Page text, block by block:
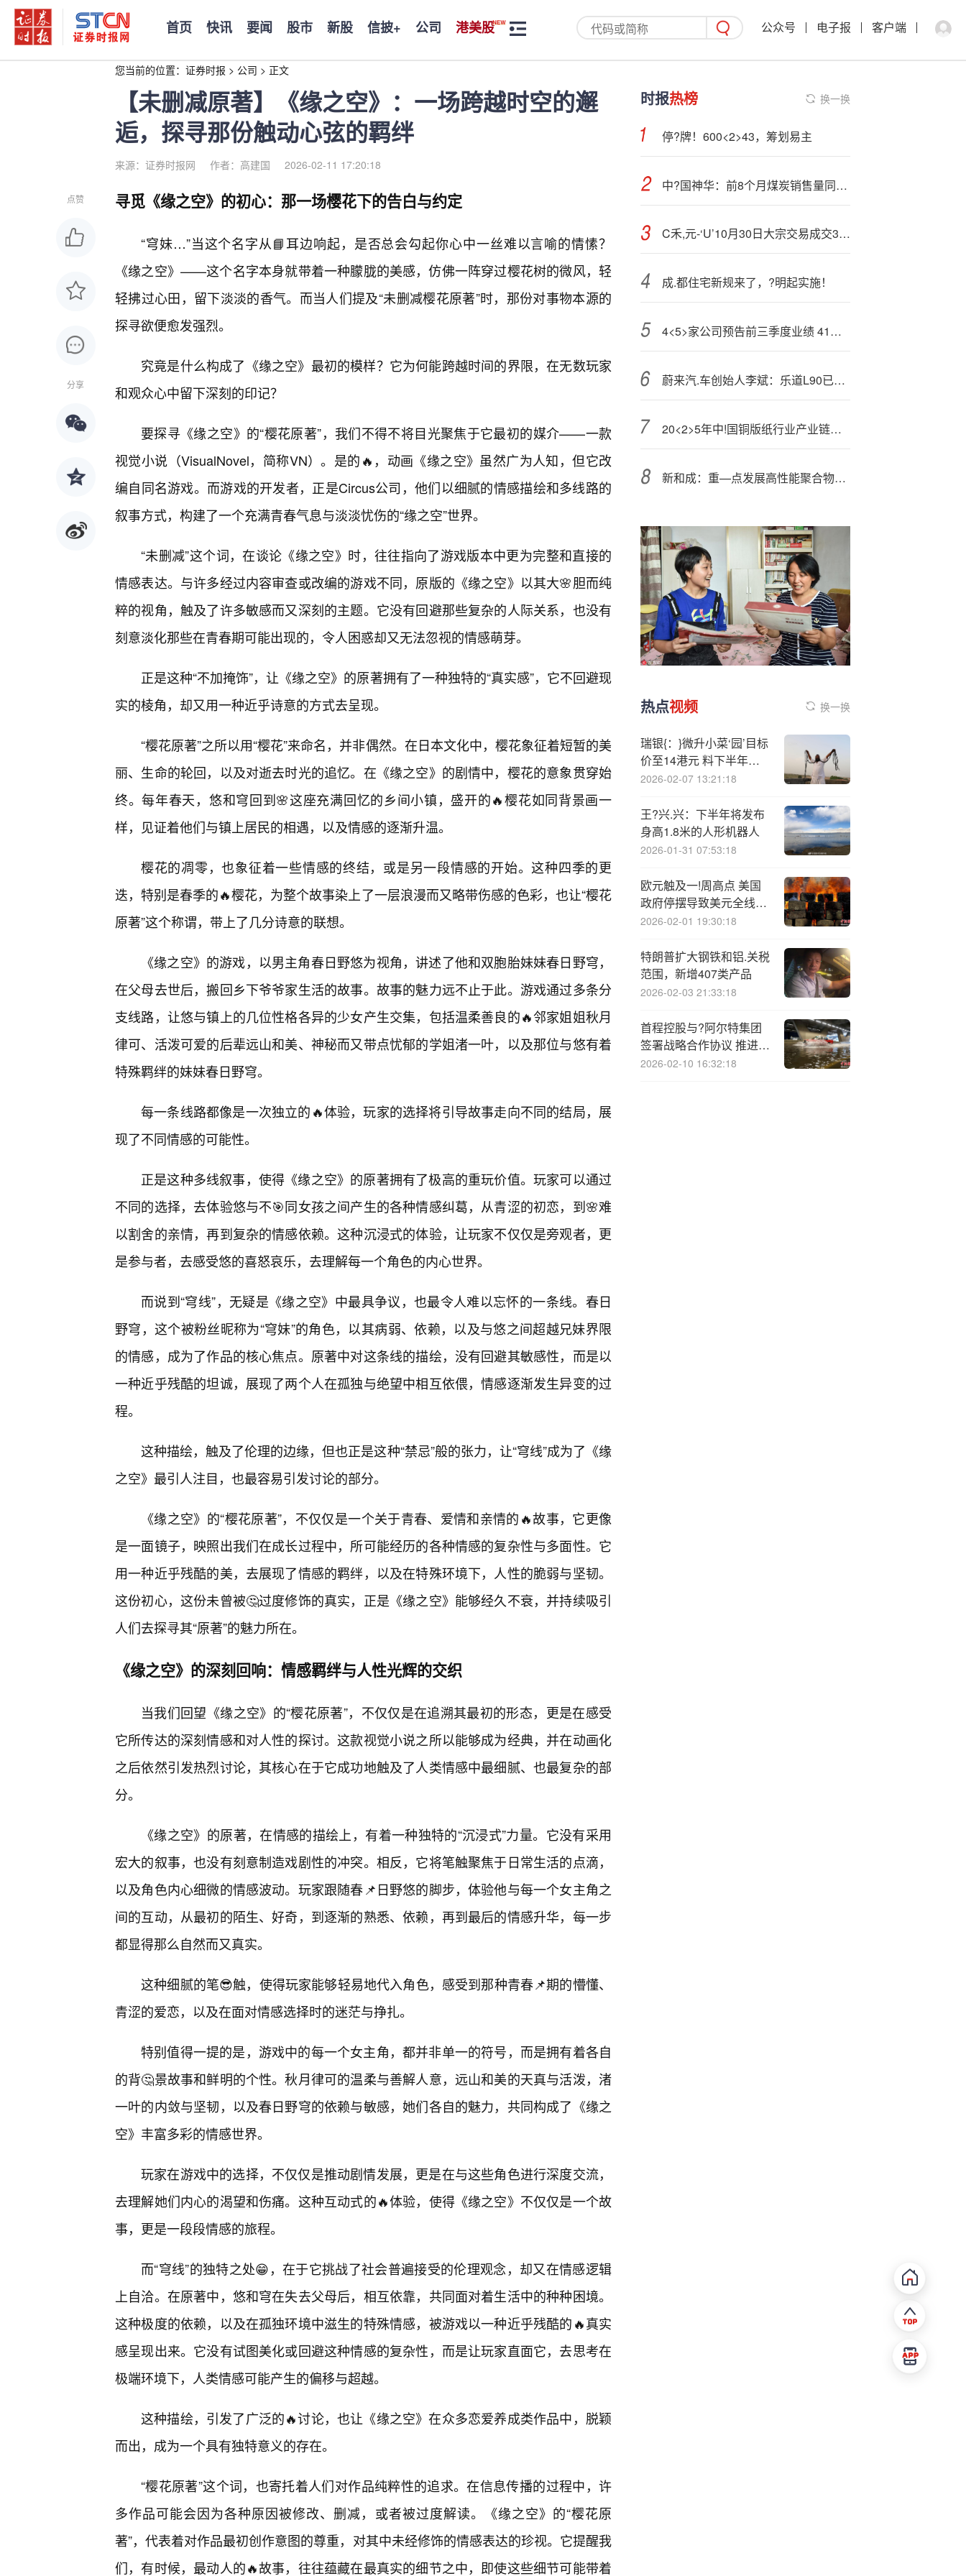
首页 快讯 要闻 股市 新股 信披+ 公司 港美股 公众号 电子报 客户端
您当前的位置： 证券时报 > 公司 > 正文
【未删减原著】《缘之空》：一场跨越时空的邂
逅，探寻那份触动心弦的羁绊
来源：证券时报网 作者：高建国 2026-02-11 17:20:18
点赞
分享
寻觅《缘之空》的初心：那一场樱花下的告白与约定
“穹妹…”当这个名字从📘耳边响起，是否总会勾起你心中一丝难以言喻的情愫？
《缘之空》——这个名字本身就带着一种朦胧的美感，仿佛一阵穿过樱花树的微风，轻
轻拂过心田，留下淡淡的香气。而当人们提及“未删减樱花原著”时，那份对事物本源的
探寻欲便愈发强烈。
究竟是什么构成了《缘之空》最初的模样？它为何能跨越时间的界限，在无数玩家
和观众心中留下深刻的印记？
要探寻《缘之空》的“樱花原著”，我们不得不将目光聚焦于它最初的媒介——一款
视觉小说（VisualNovel，简称VN）。是的🔥，动画《缘之空》虽然广为人知，但它改
编自同名游戏。而游戏的开发者，正是Circus公司，他们以细腻的情感描绘和多线路的
叙事方式，构建了一个充满青春气息与淡淡忧伤的“缘之空”世界。
“未删减”这个词，在谈论《缘之空》时，往往指向了游戏版本中更为完整和直接的
情感表达。与许多经过内容审查或改编的游戏不同，原版的《缘之空》以其大🌸胆而纯
粹的视角，触及了许多敏感而又深刻的主题。它没有回避那些复杂的人际关系，也没有
刻意淡化那些在青春期可能出现的，令人困惑却又无法忽视的情感萌芽。
正是这种“不加掩饰”，让《缘之空》的原著拥有了一种独特的“真实感”，它不回避现
实的棱角，却又用一种近乎诗意的方式去呈现。
“樱花原著”之所以用“樱花”来命名，并非偶然。在日本文化中，樱花象征着短暂的美
丽、生命的轮回，以及对逝去时光的追忆。在《缘之空》的剧情中，樱花的意象贯穿始
终。每年春天，悠和穹回到🌸这座充满回忆的乡间小镇，盛开的🔥樱花如同背景画一
样，见证着他们与镇上居民的相遇，以及情感的逐渐升温。
樱花的凋零，也象征着一些情感的终结，或是另一段情感的开始。这种四季的更
迭，特别是春季的🔥樱花，为整个故事染上了一层浪漫而又略带伤感的色彩，也让“樱花
原著”这个称谓，带上了几分诗意的联想。
《缘之空》的游戏，以男主角春日野悠为视角，讲述了他和双胞胎妹妹春日野穹，
在父母去世后，搬回乡下爷爷家生活的故事。故事的魅力远不止于此。游戏通过多条分
支线路，让悠与镇上的几位性格各异的少女产生交集，包括温柔善良的🔥邻家姐姐秋月
律可、活泼可爱的后辈远山和美、神秘而又带点忧郁的学姐渚一叶，以及那位与悠有着
特殊羁绊的妹妹春日野穹。
每一条线路都像是一次独立的🔥体验，玩家的选择将引导故事走向不同的结局，展
现了不同情感的可能性。
正是这种多线叙事，使得《缘之空》的原著拥有了极高的重玩价值。玩家可以通过
不同的选择，去体验悠与不🎯同女孩之间产生的各种情感纠葛，从青涩的初恋，到🌸难
以割舍的亲情，再到复杂的情感依赖。这种沉浸式的体验，让玩家不仅仅是旁观者，更
是参与者，去感受悠的喜怒哀乐，去理解每一个角色的内心世界。
而说到“穹线”，无疑是《缘之空》中最具争议，也最令人难以忘怀的一条线。春日
野穹，这个被粉丝昵称为“穹妹”的角色，以其病弱、依赖，以及与悠之间超越兄妹界限
的情感，成为了作品的核心焦点。原著中对这条线的描绘，没有回避其敏感性，而是以
一种近乎残酷的坦诚，展现了两个人在孤独与绝望中相互依偎，情感逐渐发生异变的过
程。
这种描绘，触及了伦理的边缘，但也正是这种“禁忌”般的张力，让“穹线”成为了《缘
之空》最引人注目，也最容易引发讨论的部分。
《缘之空》的“樱花原著”，不仅仅是一个关于青春、爱情和亲情的🔥故事，它更像
是一面镜子，映照出我们在成长过程中，所可能经历的各种情感的复杂性与多面性。它
用一种近乎残酷的美，去展现了情感的羁绊，以及在特殊环境下，人性的脆弱与坚韧。
这份初心，这份未曾被🤔过度修饰的真实，正是《缘之空》能够经久不衰，并持续吸引
人们去探寻其“原著”的魅力所在。
《缘之空》的深刻回响：情感羁绊与人性光辉的交织
当我们回望《缘之空》的“樱花原著”，不仅仅是在追溯其最初的形态，更是在感受
它所传达的深刻情感和对人性的探讨。这款视觉小说之所以能够成为经典，并在动画化
之后依然引发热烈讨论，其核心在于它成功地触及了人类情感中最细腻、也最复杂的部
分。
《缘之空》的原著，在情感的描绘上，有着一种独特的“沉浸式”力量。它没有采用
宏大的叙事，也没有刻意制造戏剧性的冲突。相反，它将笔触聚焦于日常生活的点滴，
以及角色内心细微的情感波动。玩家跟随春📌日野悠的脚步，体验他与每一个女主角之
间的互动，从最初的陌生、好奇，到逐渐的熟悉、依赖，再到最后的情感升华，每一步
都显得那么自然而又真实。
这种细腻的笔😎触，使得玩家能够轻易地代入角色，感受到那种青春📌期的懵懂、
青涩的爱恋，以及在面对情感选择时的迷茫与挣扎。
特别值得一提的是，游戏中的每一个女主角，都并非单一的符号，而是拥有着各自
的背🤔景故事和鲜明的个性。秋月律可的温柔与善解人意，远山和美的天真与活泼，渚
一叶的内敛与坚韧，以及春日野穹的依赖与敏感，她们各自的魅力，共同构成了《缘之
空》丰富多彩的情感世界。
玩家在游戏中的选择，不仅仅是推动剧情发展，更是在与这些角色进行深度交流，
去理解她们内心的渴望和伤痛。这种互动式的🔥体验，使得《缘之空》不仅仅是一个故
事，更是一段段情感的旅程。
而“穹线”的独特之处😁，在于它挑战了社会普遍接受的伦理观念，却又在情感逻辑
上自洽。在原著中，悠和穹在失去父母后，相互依靠，共同面对着生活中的种种困境。
这种极度的依赖，以及在孤独环境中滋生的特殊情感，被游戏以一种近乎残酷的🔥真实
感呈现出来。它没有试图美化或回避这种情感的复杂性，而是让玩家直面它，去思考在
极端环境下，人类情感可能产生的偏移与超越。
这种描绘，引发了广泛的🔥讨论，也让《缘之空》在众多恋爱养成类作品中，脱颖
而出，成为一个具有独特意义的存在。
“樱花原著”这个词，也寄托着人们对作品纯粹性的追求。在信息传播的过程中，许
多作品可能会因为各种原因被修改、删减，或者被过度解读。《缘之空》的“樱花原
著”，代表着对作品最初创作意图的尊重，对其中未经修饰的情感表达的珍视。它提醒我
们，有时候，最动人的🔥故事，往往蕴藏在最真实的细节之中，即使这些细节可能带着
时报热榜 换一换
停?牌！600<2>43，筹划易主
中?国神华：前8个月煤炭销售量同比下降9.2%
C禾,元-‘U’10月30日大宗交易成交392.84万元
成.都住宅新规来了，?明起实施！
4<5>家公司预告前三季度业绩 41家预增
蔚来汽.车创始人李斌：乐道L90已有3万多用户
20<2>5年中!国铜版纸行业产业链图谱、进出口及发展趋势：产业出口规模日益扩张，拉动国内铜版纸消费量恢复增长[图]
新和成：重—点发展高性能聚合物及关键中间体，适度发展材料下游应用
热点视频 换一换
瑞银{：}微升小菜‘园’目标
价至14港元 料下半年加
快开店
2026-02-07 13:21:18
王?兴.兴：下半年将发布
身高1.8米的人形机器人
2026-01-31 07:53:18
欧元触及一!周高点 美国
政府停摆导致美元全线下
跌
2026-02-01 19:30:18
特朗普扩大钢铁和铝.关税
范围，新增407类产品
2026-02-03 21:33:18
首程控股与?阿尔特集团
签署战略合作协议 推进
“机器人+汽车”应用产业化
2026-02-10 16:32:18